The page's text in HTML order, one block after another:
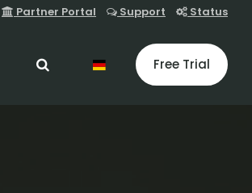
Partner Portal Support Status
Free Trial